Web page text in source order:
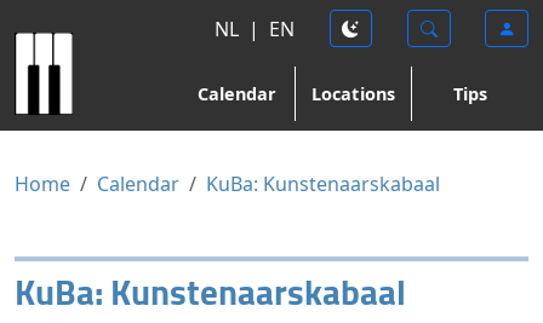
NL | EN
Calendar Locations Tips
Home Calendar KuBa: Kunstenaarskabaal
KuBa: Kunstenaarskabaal